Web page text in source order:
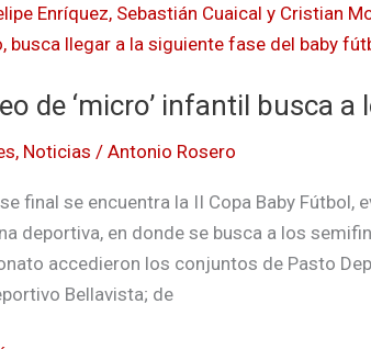
de ‘micro’ infantil busca
, Noticias / Antonio Rosero
final se encuentra la II Copa Baby
deportiva, en donde se busca a los
accedieron los conjuntos de Pasto
Bellavista; de